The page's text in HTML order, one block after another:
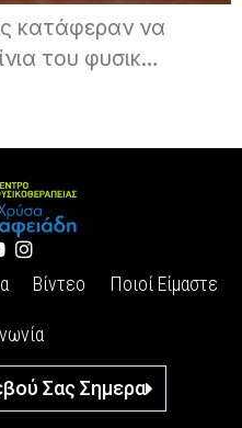
κατάφεραν να
του φυσικ…
Βίντεο Ποιοί Είμαστε
Σας Σημερα